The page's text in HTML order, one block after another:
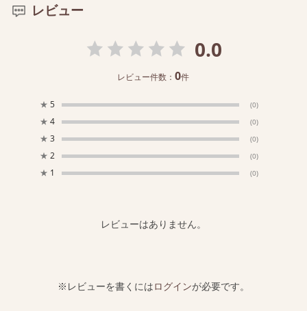
レビュー
0.0
レビュー件数：0件
★ 5 (0)
★ 4 (0)
★ 3 (0)
★ 2 (0)
★ 1 (0)
レビューはありません。
※レビューを書くにはログインが必要です。